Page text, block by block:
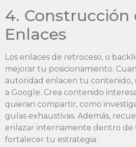
4. Construcción
Enlaces
Los enlaces de retroceso, o
mejorar tu posicionamiento.
autoridad enlacen tu contenido,
a Google. Crea contenido
quieran compartir, como
guías exhaustivas. Además,
enlazar internamente dentro de
fortalecer tu estrategia.